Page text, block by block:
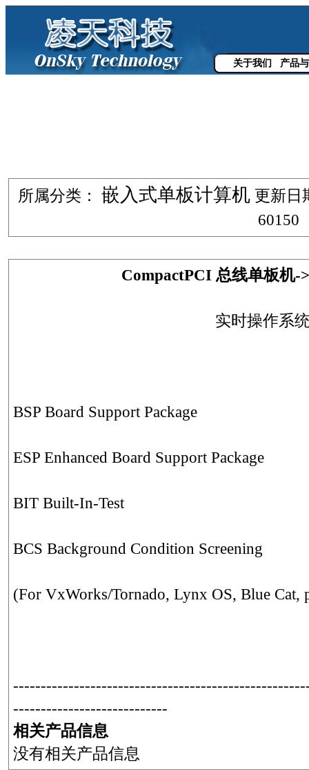
关于我们 产品
所属分类： 嵌入式单板计算机更新日
60150
CompactPCI 总线单板机-
实时操作系
BSP Board Support Package
ESP Enhanced Board Support Package
BIT Built-In-Test
BCS Background Condition Screening
(For VxWorks/Tornado, Lynx OS, Blue Cat,
----------------------------
相关产品信息
没有相关产品信息